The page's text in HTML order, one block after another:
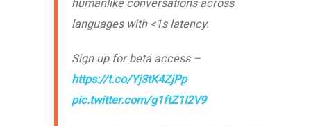
humanlike conversations across
languages with <1s latency.
Sign up for beta access –
https://t.co/Yj3tK4ZjPp
pic.twitter.com/g1ftZ1I2V9